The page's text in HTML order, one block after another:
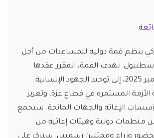
ينظم قمة دولية للمساعدات من أجل
إسطنبول. تهدف القمة، المقرر عقدها
يومي 11 و12 نوفمبر 2025، إلى توحيد الجهود الإنسانية
الأزمة المستمرة في قطاع غزة، وتعزيز
الإغاثة والجهات المانحة. ستجمع
منظمات دولية وهيئات إغاثية من
وزراء وممثلين رسميين. ستركز على